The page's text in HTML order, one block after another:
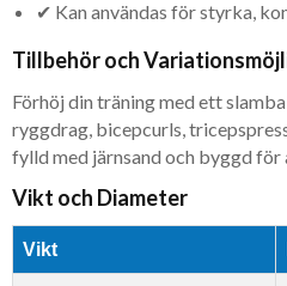
✔ Kan användas för styrka,
Tillbehör och
Förhöj din träning med ett
ryggdrag, bicepcurls,
fylld med järnsand och byggd för
Vikt och Diameter
Vikt